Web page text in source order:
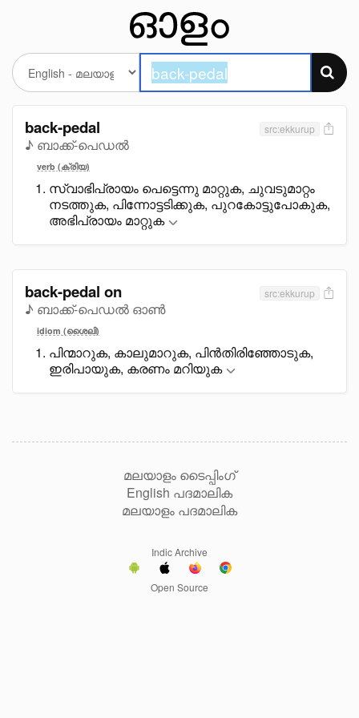
back-pedal
♪ ബാക്ക്-പെഡൽ
src:ekkurup
verb (ക്രിയ)
സ്വാഭിപ്രായം പെട്ടെന്നു മാറ്റുക, ചുവടുമാറ്റം
നടത്തുക, പിന്നോട്ടടിക്കുക, പുറകോട്ടുപോകുക,
അഭിപ്രായം മാറ്റുക
back-pedal on
♪ ബാക്ക്-പെഡൽ ഓൺ
src:ekkurup
idiom (ശൈലി)
പിന്മാറുക, കാലുമാറുക, പിൻതിരിഞ്ഞോടുക,
ഇരിപായുക, കരണം മറിയുക
മലയാളം ടൈപ്പിംഗ്
English പദമാലിക
മലയാളം പദമാലിക
Indic Archive
Open Source